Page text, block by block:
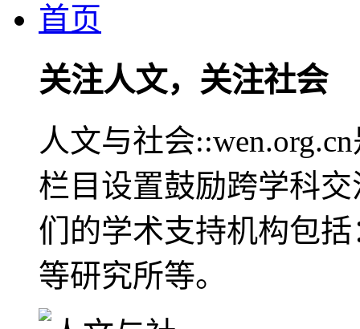
首页
关注人文，关注社会
人文与社会
栏目设置鼓励跨学科
们的学术支持机构包
等研究所等。